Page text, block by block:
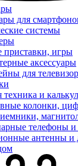
для
системы
приставки, игры
аксессуары
для
и
колонки,
телефоны и
антенны и